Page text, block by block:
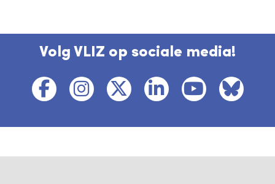
Volg VLIZ op sociale media!